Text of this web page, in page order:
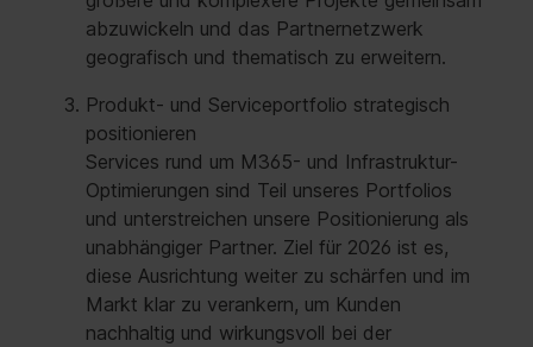
abzuwickeln und das Partnernetzwerk
geografisch und thematisch zu erweitern.
Produkt- und Serviceportfolio strategisch
positionieren
Services rund um M365- und Infrastruktur-
Optimierungen sind Teil unseres Portfolios
und unterstreichen unsere Positionierung als
unabhängiger Partner. Ziel für 2026 ist es,
diese Ausrichtung weiter zu schärfen und im
Markt klar zu verankern, um Kunden
nachhaltig und wirkungsvoll bei der